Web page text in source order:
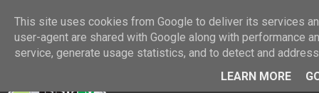
This site uses cookies from Google to deliver its services
user-agent are shared with Google along with performance
service, generate usage statistics, and to detect and
LEARN MORE